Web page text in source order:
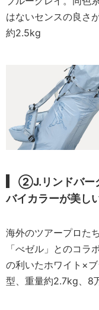
はないセンスの良さ
約2.5kg
②J.リンドバー
バイカラーが美し
海外のツアープロた
「べゼル」とのコラ
の利いたホワイト×
型、重量約2.7kg、8